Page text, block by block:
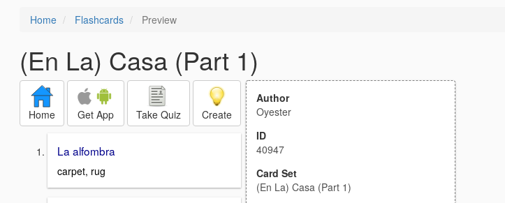
Home Flashcards Preview
(En La) Casa (Part 1)
Home Get App Take Quiz Create
La alfombra
carpet, rug
Author
Oyester
ID
40947
Card Set
(En La) Casa (Part 1)